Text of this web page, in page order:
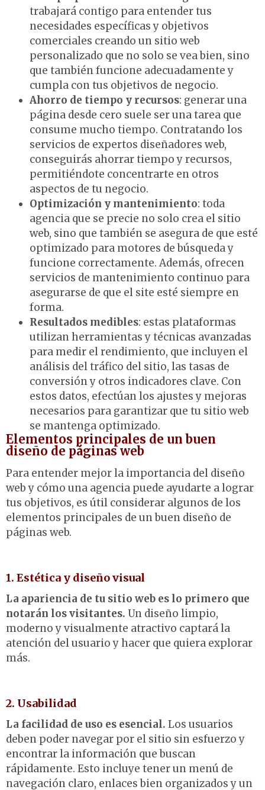
trabajará contigo para entender tus
necesidades específicas y objetivos
comerciales creando un sitio web
personalizado que no solo se vea bien, sino
que también funcione adecuadamente y
cumpla con tus objetivos de negocio.
Ahorro de tiempo y recursos: generar una
página desde cero suele ser una tarea que
consume mucho tiempo. Contratando los
servicios de expertos diseñadores web,
conseguirás ahorrar tiempo y recursos,
permitiéndote concentrarte en otros
aspectos de tu negocio.
Optimización y mantenimiento: toda
agencia que se precie no solo crea el sitio
web, sino que también se asegura de que esté
optimizado para motores de búsqueda y
funcione correctamente. Además, ofrecen
servicios de mantenimiento continuo para
asegurarse de que el site esté siempre en
forma.
Resultados medibles: estas plataformas
utilizan herramientas y técnicas avanzadas
para medir el rendimiento, que incluyen el
análisis del tráfico del sitio, las tasas de
conversión y otros indicadores clave. Con
estos datos, efectúan los ajustes y mejoras
necesarios para garantizar que tu sitio web
se mantenga optimizado.
Elementos principales de un buen
diseño de páginas web
Para entender mejor la importancia del diseño
web y cómo una agencia puede ayudarte a lograr
tus objetivos, es útil considerar algunos de los
elementos principales de un buen diseño de
páginas web.
1. Estética y diseño visual
La apariencia de tu sitio web es lo primero que
notarán los visitantes. Un diseño limpio,
moderno y visualmente atractivo captará la
atención del usuario y hacer que quiera explorar
más.
2. Usabilidad
La facilidad de uso es esencial. Los usuarios
deben poder navegar por el sitio sin esfuerzo y
encontrar la información que buscan
rápidamente. Esto incluye tener un menú de
navegación claro, enlaces bien organizados y un